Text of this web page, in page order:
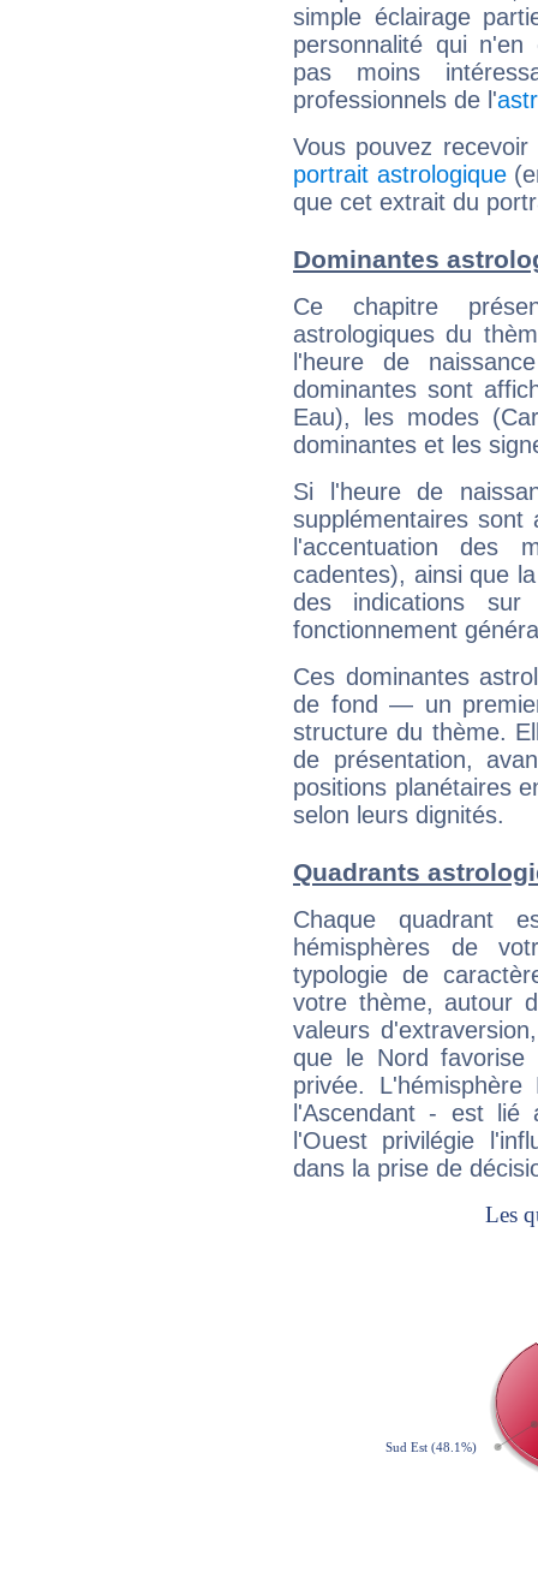
simple éclairage
personnalité qui n'en
pas moins
professionnels de l'
Vous pouvez
portrait astrologique
que cet extrait du
Dominantes
Ce chapitre
astrologiques du
l'heure de
dominantes sont
Eau), les modes
dominantes et les
Si l'heure de
supplémentaires sont
l'accentuation des
cadentes), ainsi que
des indications sur
fonctionnement
Ces dominantes
de fond — un
structure du thème.
de présentation,
positions planétaires
selon leurs dignités.
Quadrants
Chaque quadrant
hémisphères de
typologie de
votre thème, autour
valeurs
que le Nord favorise
privée.
l'Ascendant - est
l'Ouest privilégie
dans la prise de